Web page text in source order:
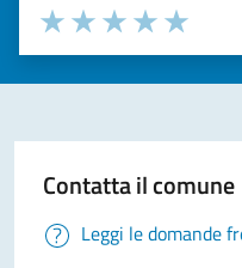
Valuta la chiarezza delle
Seleziona il numero di
Valuta 5
Valuta 4
Valuta 3 stelle
Valuta 2 stelle su 5
Valuta 1 stelle su 5
Contatta il comune
Leggi le domande